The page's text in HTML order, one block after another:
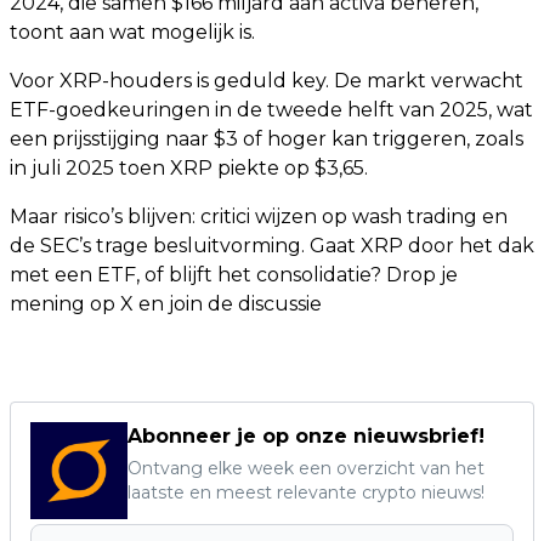
toont aan wat mogelijk is.
Voor XRP-houders is geduld key. De markt verwacht
ETF-goedkeuringen in de tweede helft van 2025, wat
een prijsstijging naar $3 of hoger kan triggeren, zoals
in juli 2025 toen XRP piekte op $3,65.
Maar risico’s blijven: critici wijzen op wash trading en
de SEC’s trage besluitvorming. Gaat XRP door het dak
met een ETF, of blijft het consolidatie? Drop je
mening op X en join de discussie
Abonneer je op onze nieuwsbrief!
Ontvang elke week een overzicht van het
laatste en meest relevante crypto nieuws!